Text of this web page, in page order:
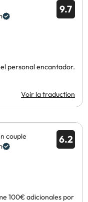
9.7
personal encantador.
Voir la traduction
6.2
couple
100€ adicionales por